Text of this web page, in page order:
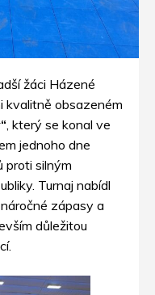
žáci Házené
kvalitně obsazeném
, který se konal ve
jednoho dne
proti silným
Turnaj nabídl
zápasy a
důležitou